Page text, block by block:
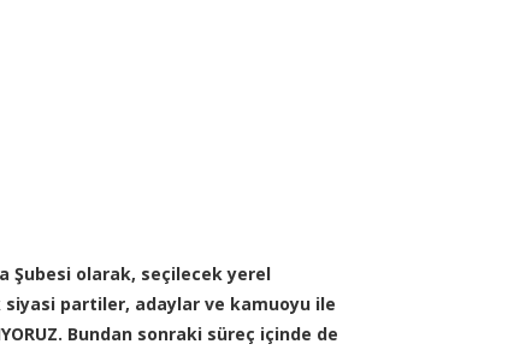
Şubesi olarak, seçilecek yerel
partiler, adaylar ve kamuoyu ile
Bundan sonraki süreç içinde de